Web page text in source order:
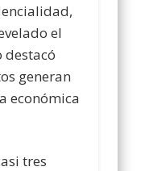
el
destacó
generan
económica
tres